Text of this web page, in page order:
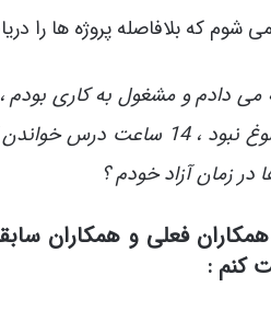
شوم که بلافاصله پروژه ها را
دادم و مشغول به کاری بودم
کنم ؟ آیا پیش از این سرم کمی
در زمان آزاد خودم ؟
فعلی و همکاران
کنم :